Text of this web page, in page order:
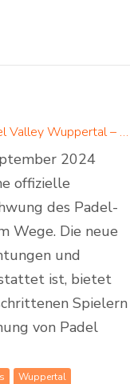
Padelcreations baut Padelcourts für Padel Valley Wuppertal – Eröffnung am 01. September 2024
2024
offizielle
des Padel-
Wege. Die neue
und
ist, bietet
Spielern
von Padel
Wuppertal